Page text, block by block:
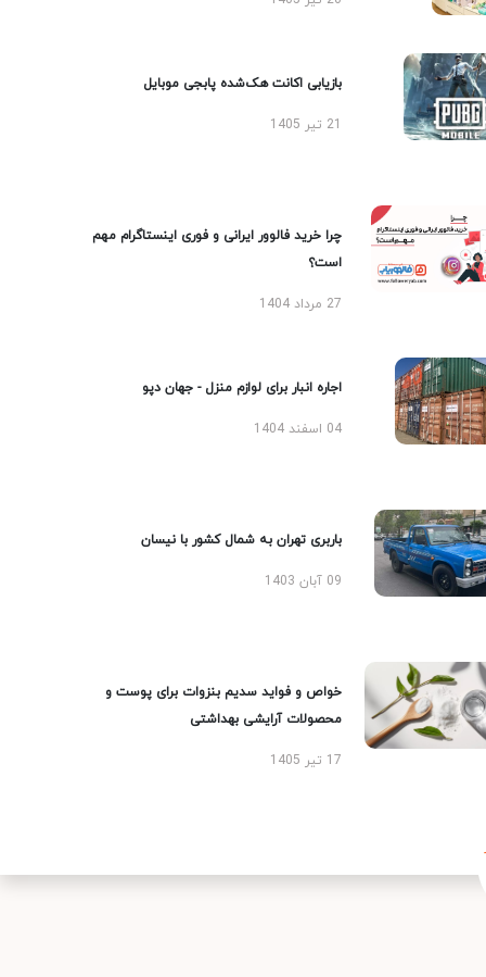
بازیابی اکانت هک‌شده پابجی موبایل
چرا خرید فالوور ایرانی و فوری اینستاگرام مهم
است؟
27 مرداد 1404
اجاره انبار برای لوازم منزل - جهان دپو
04 اسفند 1404
باربری تهران به شمال کشور با نیسان
09 آبان 1403
خواص و فواید سدیم بنزوات برای پوست و
محصولات آرایشی بهداشتی
17 تیر 1405